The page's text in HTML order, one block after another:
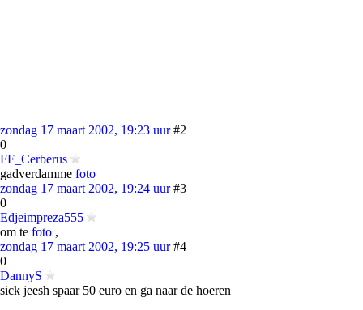
zondag 17 maart 2002, 19:23 uur #2
0
FF_Cerberus
gadverdamme foto
zondag 17 maart 2002, 19:24 uur #3
0
Edjeimpreza555
om te foto ,
zondag 17 maart 2002, 19:25 uur #4
0
DannyS
sick jeesh spaar 50 euro en ga naar de hoeren